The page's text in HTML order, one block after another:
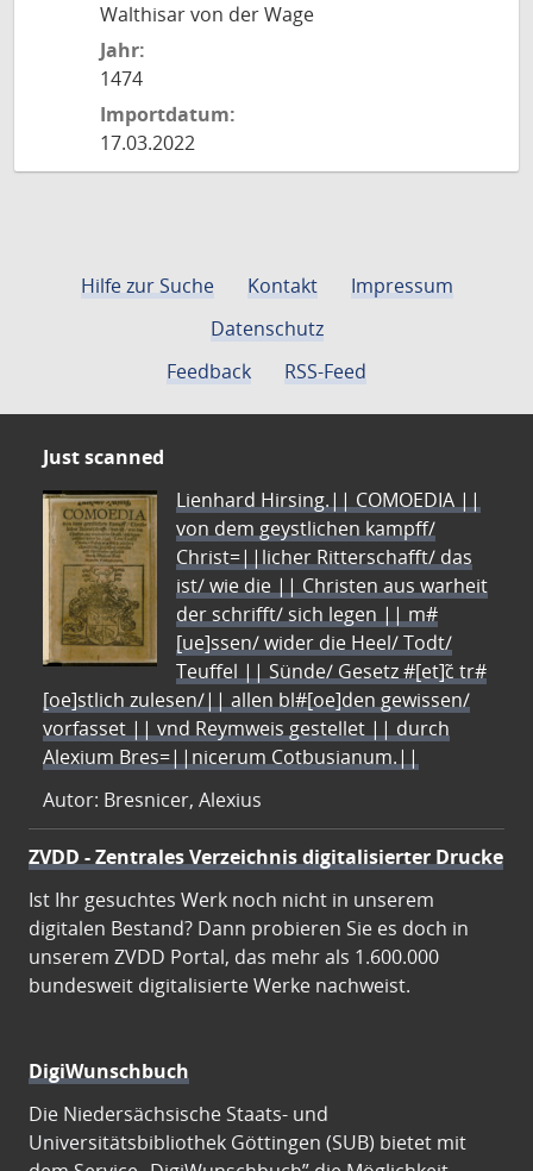
Walthisar von der Wage
Jahr:
1474
Importdatum:
17.03.2022
Hilfe zur Suche Kontakt
Impressum
Datenschutz
Feedback
RSS-Feed
Just scanned
Lienhard Hirsing.|| COMOEDIA ||
von dem geystlichen kampff/
Christ=||licher Ritterschafft/ das
ist/ wie die || Christen aus warheit
der schrifft/ sich legen || m#
[ue]ssen/ wider die Heel/ Todt/
Teuffel || Sünde/ Gesetz #[et]c̃ tr#
[oe]stlich zulesen/|| allen bl#[oe]den gewissen/
vorfasset || vnd Reymweis gestellet || durch
Alexium Bres=||nicerum Cotbusianum.||
Autor: Bresnicer, Alexius
ZVDD - Zentrales Verzeichnis digitalisierter Drucke
Ist Ihr gesuchtes Werk noch nicht in unserem
digitalen Bestand? Dann probieren Sie es doch in
unserem ZVDD Portal, das mehr als 1.600.000
bundesweit digitalisierte Werke nachweist.
DigiWunschbuch
Die Niedersächsische Staats- und
Universitätsbibliothek Göttingen (SUB) bietet mit